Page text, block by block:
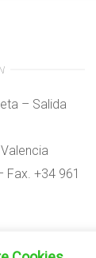
– Salida
Fax. +34 961